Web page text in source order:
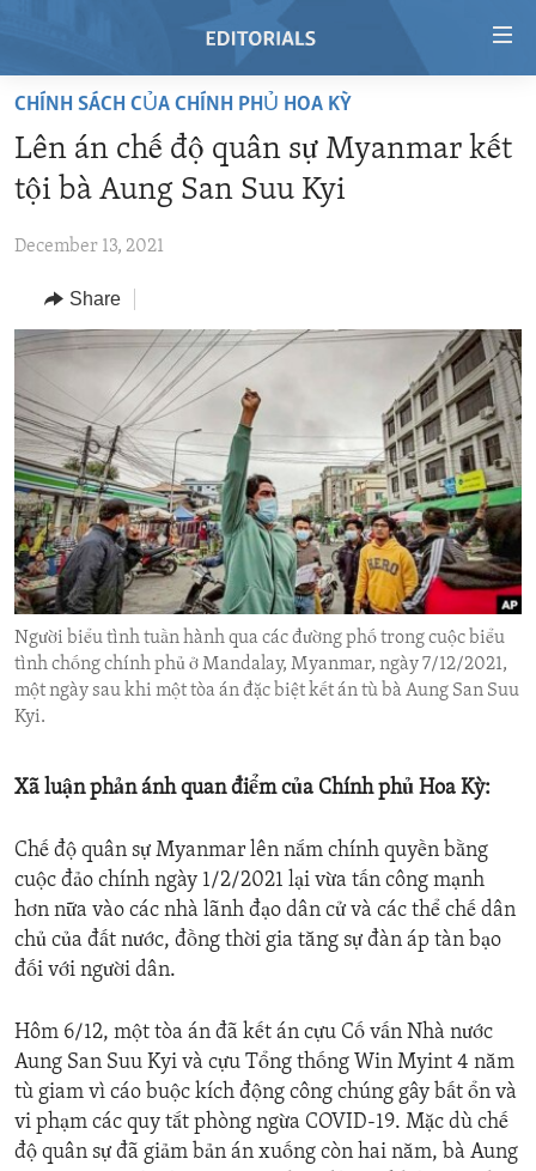
Skip
main
content
to
Navigation
Skip
to
Search
VIDEO
REGIONS
AFRICA
AMERICAS
EUROPE
MIDDLE EAST
TOPICS
HUMAN RIGHTS
SECURITY AND DEFENSE
AID AND DEVELOPMENT
DEMOCRACY AND GOVERNANCE
ECONOMY AND TRADE
ENVIRONMENT AND HEALTH
IDEALS AND INSTITUTIONS
ARCHIVE
FOLLOW US
CHÍNH SÁCH CỦA CHÍNH PHỦ HOA KỲ
Lên án chế độ quân sự Myanmar kết
tội bà Aung San Suu Kyi
December 13, 2021
Share
Người biểu tình tuần hành qua các đường phố trong cuộc biểu
tình chống chính phủ ở Mandalay, Myanmar, ngày 7/12/2021,
một ngày sau khi một tòa án đặc biệt kết án tù bà Aung San Suu
Kyi.
Xã luận phản ánh quan điểm của Chính phủ Hoa Kỳ:
Chế độ quân sự Myanmar lên nắm chính quyền bằng
cuộc đảo chính ngày 1/2/2021 lại vừa tấn công mạnh
hơn nữa vào các nhà lãnh đạo dân cử và các thể chế dân
chủ của đất nước, đồng thời gia tăng sự đàn áp tàn bạo
đối với người dân.
Hôm 6/12, một tòa án đã kết án cựu Cố vấn Nhà nước
Aung San Suu Kyi và cựu Tổng thống Win Myint 4 năm
tù giam vì cáo buộc kích động công chúng gây bất ổn và
vi phạm các quy tắt phòng ngừa COVID-19. Mặc dù chế
độ quân sự đã giảm bản án xuống còn hai năm, bà Aung